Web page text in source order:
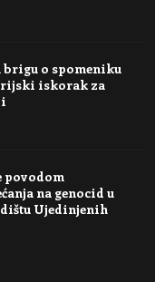
brigu o spomeniku
iskorak za
povodom
na genocid u
Ujedinjenih